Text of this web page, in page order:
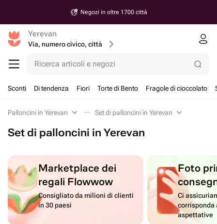
Negozi in oltre 1700 città
Yerevan
Via, numero civico, città
Ricerca articoli e negozi
Sconti Di tendenza Fiori Torte di Bento Fragole di cioccolato
Palloncini in Yerevan Set di palloncini in Yerevan
Set di palloncini in Yerevan
Marketplace dei
regali Flowwow
Consigliato da milioni di clienti
in 30 paesi
Foto
Ci
corrisponda
aspettative